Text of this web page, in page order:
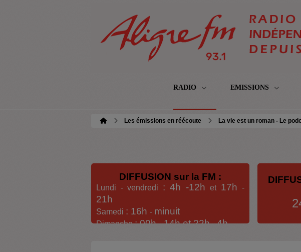
RADIO EMISSIONS
Les émissions en réécoute La vie est un roman - Le
DIFFUSION sur la FM :
Lundi - vendredi : 4h -12h et 17h -
21h
Samedi : 16h - minuit
Dimanche: 00h -14h et 22h-4h